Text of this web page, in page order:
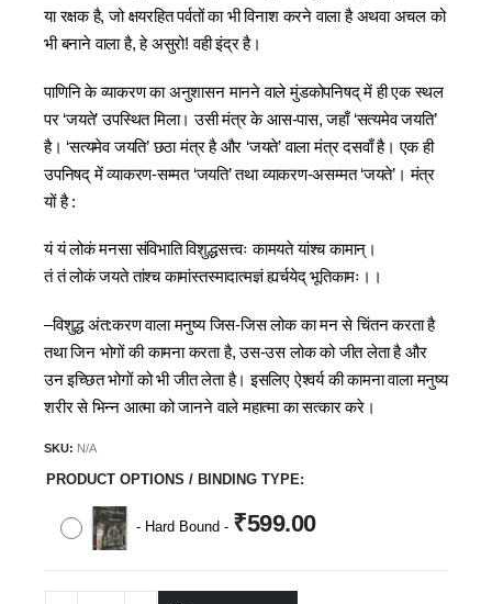
या रक्षक है, जो क्षयरहित पर्वतों का भी विनाश करने वाला है अथवा अचल को
भी बनाने वाला है, हे असुरो! वही इंद्र है।
पाणिनि के व्याकरण का अनुशासन मानने वाले मुंडकोपनिषद् में ही एक स्थल
पर ‘जयते’ उपस्थित मिला। उसी मंत्र के आस-पास, जहाँ ‘सत्यमेव जयति’
है। ‘सत्यमेव जयति’ छठा मंत्र है और ‘जयते’ वाला मंत्र दसवाँ है। एक ही
उपनिषद् में व्याकरण-सम्मत ‘जयति’ तथा व्याकरण-असम्मत ‘जयते’। मंत्र
यों है :
यं यं लोकं मनसा संविभाति विशुद्धसत्त्वः कामयते यांश्‍च कामान्।
तं तं लोकं जयते तांश्‍च कामांस्तस्मादात्मज्ञं ह्यर्चयेद् भूतिकामः।।
–विशुद्ध अंत:करण वाला मनुष्य जिस-जिस लोक का मन से चिंतन करता है
तथा जिन भोगों की कामना करता है, उस-उस लोक को जीत लेता है और
उन इच्छित भोगों को भी जीत लेता है। इसलिए ऐश्‍वर्य की कामना वाला मनुष्य
शरीर से भिन्‍न आत्मा को जानने वाले महात्मा का सत्कार करे।
SKU: N/A
PRODUCT OPTIONS / BINDING TYPE
- Hard Bound - ₹599.00